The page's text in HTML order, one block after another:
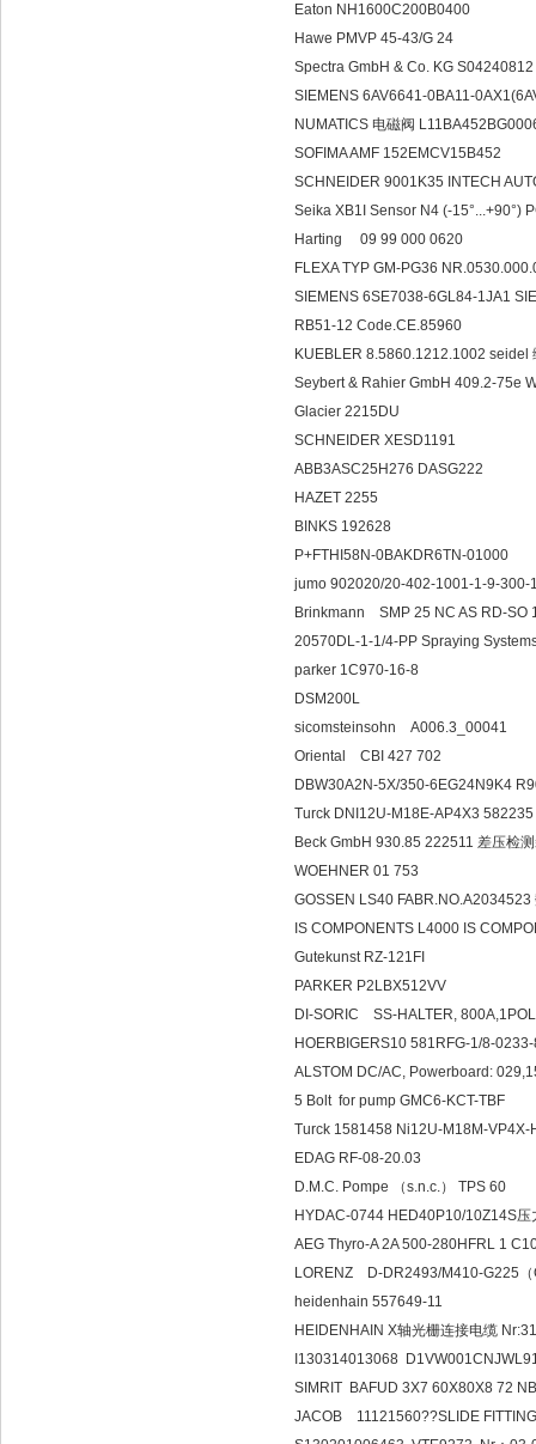
Eaton NH1600C200B0400
Hawe PMVP 45-43/G 24
Spectra GmbH & Co. KG
SIEMENS 6AV6641-0BA11-
NUMATICS 电磁阀
SOFIMA AMF 152EMCV15B452
SCHNEIDER 9001K35 INTECH
Seika XB1I Sensor N4 (-15°...+90°)
Harting 09 99 000 0620
FLEXA TYP GM-PG36
SIEMENS 6SE7038-6GL84-1JA1
RB51-12 Code.CE.85960
KUEBLER 8.5860.1212.1002 seidel
Seybert & Rahier GmbH 409.2-75e
Glacier 2215DU
SCHNEIDER XESD1191
ABB3ASC25H276 DASG222
HAZET 2255
BINKS 192628
P+FTHI58N-0BAKDR6TN-01000
jumo 902020/20-402-1001-1-9-
Brinkmann SMP 25 NC AS RD-SO
20570DL-1-1/4-PP Spraying
parker 1C970-16-8
DSM200L
sicomsteinsohn
Oriental CBI 427 702
DBW30A2N-5X/350-6EG24N9K4
Turck DNI12U-M18E-AP4X3
Beck GmbH 930.85 222511 差压检
WOEHNER 01 753
GOSSEN LS40
IS COMPONENTS L4000 IS
Gutekunst RZ-121FI
PARKER P2LBX512VV
DI-SORIC SS-HALTER,
HOERBIGERS10 581RFG-1/8-
ALSTOM DC/AC, Powerboard:
5 Bolt for pump GMC6-KCT-TBF
Turck 1581458 Ni12U-M18M-
EDAG RF-08-20.03
D.M.C. Pompe （s.n.c.） TPS 60
HYDAC-0744 HED40P10/10Z14S
AEG Thyro-A 2A 500-280HFRL 1
LORENZ D-DR2493/M410-G225
heidenhain 557649-11
HEIDENHAIN X轴光栅连接电缆
I130314013068
SIMRIT BAFUD 3X7 60X80X8 72
JACOB 11121560??SLIDE